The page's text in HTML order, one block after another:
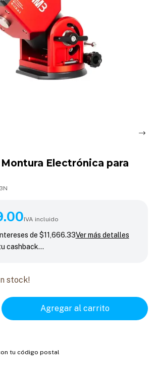
Electrónica para
IVA incluido
de $11,666.33Ver más detalles
cashback…
stock!
tu código postal